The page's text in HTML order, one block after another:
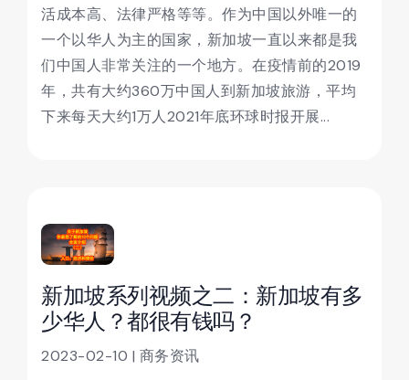
活成本高、法律严格等等。作为中国以外唯一的
一个以华人为主的国家，新加坡一直以来都是我
们中国人非常关注的一个地方。在疫情前的2019
年，共有大约360万中国人到新加坡旅游，平均
下来每天大约1万人2021年底环球时报开展...
新加坡系列视频之二：新加坡有多
少华人？都很有钱吗？
2023-02-10 | 商务资讯